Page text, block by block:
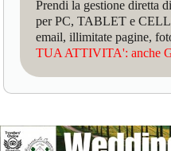
Prendi la gestione diretta
per PC, TABLET e
email, illimitate pagine,
TUA ATTIVITA': anche